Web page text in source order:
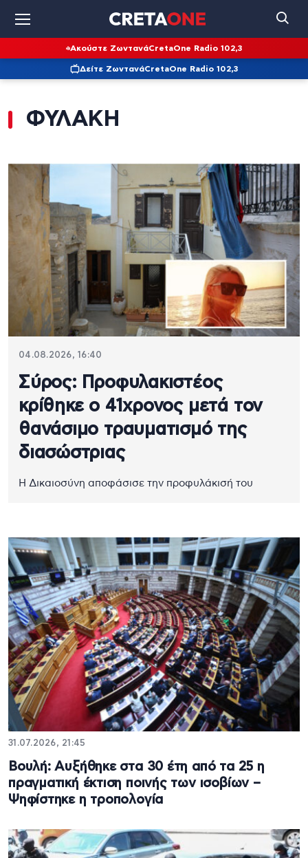
Ακούστε ΖωντανάCretaOne Radio 102,3
Δείτε ΖωντανάCretaOne Radio 102,3
ΦΥΛΑΚΗ
04.08.2026, 16:40
Σύρος: Προφυλακιστέος
κρίθηκε ο 41χρονος μετά τον
θανάσιμο τραυματισμό της
διασώστριας
Η Δικαιοσύνη αποφάσισε την προφυλάκισή του
31.07.2026, 21:45
Βουλή: Αυξήθηκε στα 30 έτη από τα 25 η
πραγματική έκτιση ποινής των ισοβίων –
Ψηφίστηκε η τροπολογία